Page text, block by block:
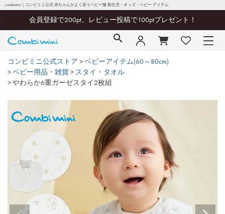
combimini｜コンビミニ公式 赤ちゃんがよく笑うベビー服 新生児・キッズ・ベビー アイテム
会員登録で200pt、レビュー投稿で100ptプレゼント！
コンビミニ公式ストア
ベビーアイテム(60～80cm)
ベビー用品・雑貨
スタイ・タオル
やわらか6重ガーゼスタイ2枚組